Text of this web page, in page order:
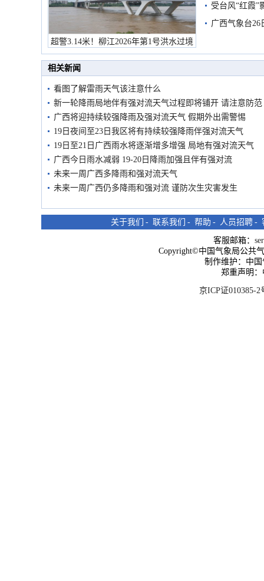
超警3.14米！柳江2026年第1号洪水过境
市民在堤岸见证汛况
受台风“红霞”
有较强降雨
广西气象台26
相关新闻
看图了解雷雨天气该注意什么
新一轮降雨局地伴有强对流天气过程即将铺开 请注意防范
广西将迎持续较强降雨及强对流天气 假期外出需警惕
19日夜间至23日我区将有持续较强降雨伴强对流天气
19日至21日广西雨水将逐渐增多增强 局地有强对流天气
广西今日雨水减弱 19-20日降雨加强且伴有强对流
未来一周广西多降雨和强对流天气
未来一周广西仍多降雨和强对流 谨防次生灾害发生
关于我们 - 联系我们 - 帮助 - 人员招聘 -
客服邮箱：
Copyright©中国气象局公共
制作维护：中
郑重声明
京ICP证010385-2